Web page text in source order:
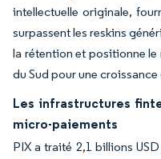
intellectuelle originale,
surpassent les reskins
la rétention et positionne
du Sud pour une
Les infrastructures
micro-paiements
PIX a traité 2,1 billions